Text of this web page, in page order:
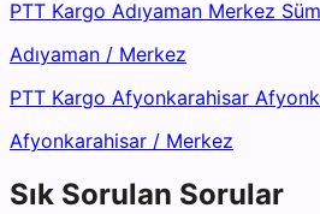
PTT Kargo Adıyaman Merkez
Adıyaman / Merkez
PTT Kargo Afyonkarahisar
Afyonkarahisar / Merkez
Sık Sorulan Sorular